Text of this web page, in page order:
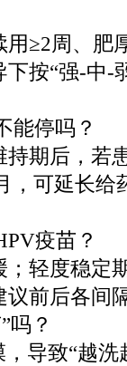
≥2周、肥
按“强-中-
能停吗？
持期后，若
，可延长给
疫苗？
轻度稳定
前后各间
吗？
导致“越洗